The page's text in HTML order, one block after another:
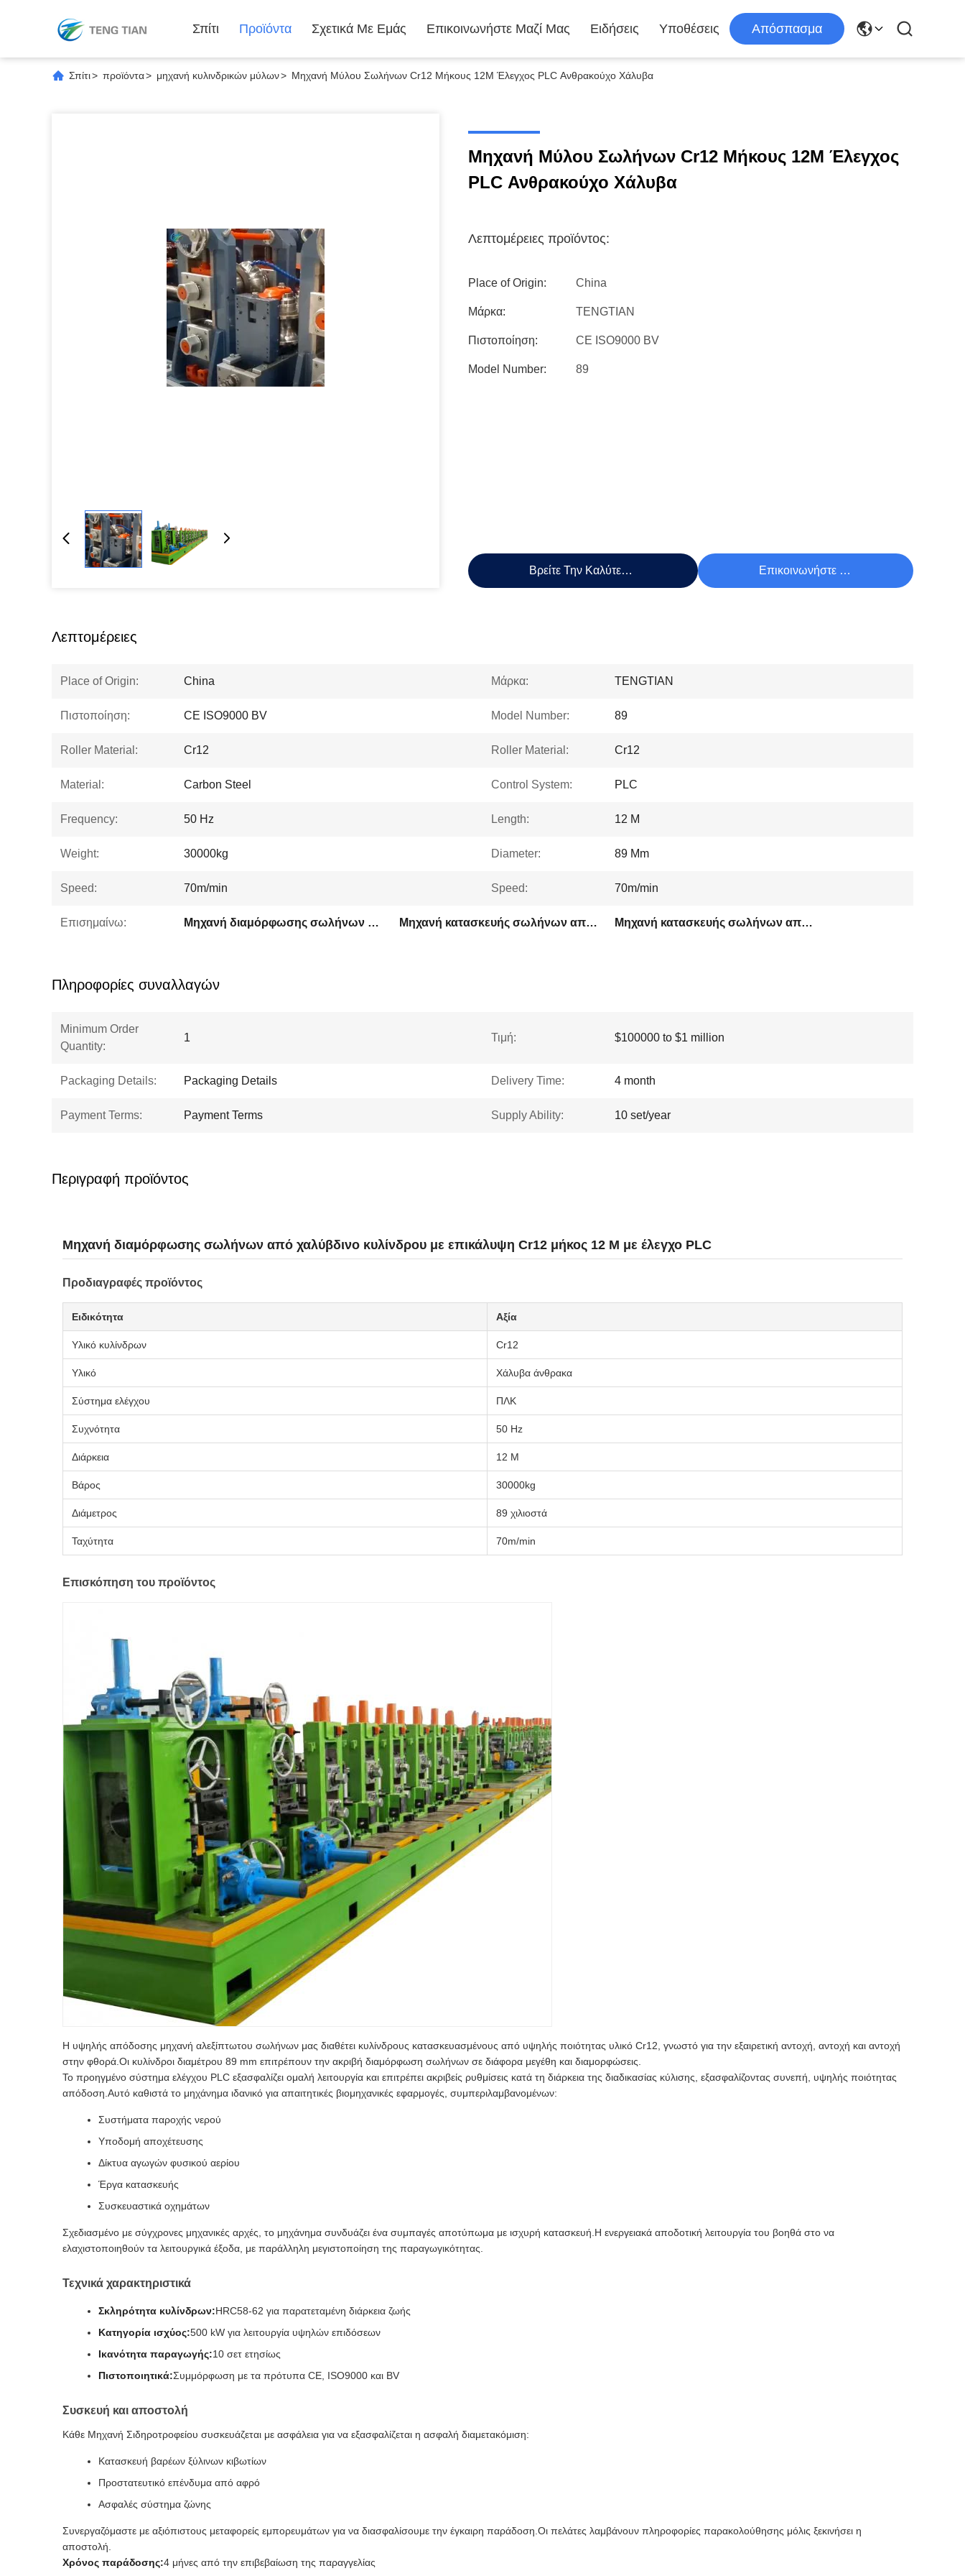
Σπίτι Προϊόντα Σχετικά Με Εμάς Επικοινωνήστε Μαζί Μας Ειδήσεις Υποθέσεις Απόσπασμα
Σπίτι> προϊόντα> μηχανή κυλινδρικών μύλων> Μηχανή Μύλου Σωλήνων Cr12 Μήκους 12M Έλεγχος PLC Ανθρακούχο Χάλυβα
Μηχανή Μύλου Σωλήνων Cr12 Μήκους 12M Έλεγχος
PLC Ανθρακούχο Χάλυβα
Λεπτομέρειες προϊόντος:
Place of Origin: China
Μάρκα: TENGTIAN
Πιστοποίηση: CE ISO9000 BV
Model Number: 89
Βρείτε Την Καλύτερη Τιμή Επικοινωνήστε Τώρα
Λεπτομέρειες
Place of Origin: China Μάρκα: TENGTIAN
Πιστοποίηση: CE ISO9000 BV Model Number: 89
Roller Material: Cr12 Roller Material: Cr12
Material: Carbon Steel Control System: PLC
Frequency: 50 Hz Length: 12 M
Weight: 30000kg Diameter: 89 Mm
Speed: 70m/min Speed: 70m/min
Επισημαίνω: Μηχανή διαμόρφωσης σωλήνων από χαλύβδινο κυλίνδρου Cr12 Μηχανή κατασκευής σωλήνων από χάλυβα 12 m Μηχανή κατασκευής σωλήνων από χάλυβα με έλεγχο PLC
Πληροφορίες συναλλαγών
Minimum Order
Quantity:
1 Τιμή: $100000 to $1 million
Packaging Details: Packaging Details Delivery Time: 4 month
Payment Terms: Payment Terms Supply Ability: 10 set/year
Περιγραφή προϊόντος
Μηχανή διαμόρφωσης σωλήνων από χαλύβδινο κυλίνδρου με επικάλυψη Cr12 μήκος 12 M με έλεγχο PLC
Προδιαγραφές προϊόντος
Ειδικότητα Αξία
Υλικό κυλίνδρων Cr12
Υλικό Χάλυβα άνθρακα
Σύστημα ελέγχου ΠΛΚ
Συχνότητα 50 Hz
Διάρκεια 12 M
Βάρος 30000kg
Διάμετρος 89 χιλιοστά
Ταχύτητα 70m/min
Επισκόπηση του προϊόντος
Η υψηλής απόδοσης μηχανή αλεξίπτωτου σωλήνων μας διαθέτει κυλίνδρους κατασκευασμένους από υψηλής ποιότητας υλικό Cr12, γνωστό για την εξαιρετική αντοχή, αντοχή και αντοχή
στην φθορά.Οι κυλίνδροι διαμέτρου 89 mm επιτρέπουν την ακριβή διαμόρφωση σωλήνων σε διάφορα μεγέθη και διαμορφώσεις.
Το προηγμένο σύστημα ελέγχου PLC εξασφαλίζει ομαλή λειτουργία και επιτρέπει ακριβείς ρυθμίσεις κατά τη διάρκεια της διαδικασίας κύλισης, εξασφαλίζοντας συνεπή, υψηλής ποιότητας
απόδοση.Αυτό καθιστά το μηχάνημα ιδανικό για απαιτητικές βιομηχανικές εφαρμογές, συμπεριλαμβανομένων:
Συστήματα παροχής νερού
Υποδομή αποχέτευσης
Δίκτυα αγωγών φυσικού αερίου
Έργα κατασκευής
Συσκευαστικά οχημάτων
Σχεδιασμένο με σύγχρονες μηχανικές αρχές, το μηχάνημα συνδυάζει ένα συμπαγές αποτύπωμα με ισχυρή κατασκευή.Η ενεργειακά αποδοτική λειτουργία του βοηθά στο να
ελαχιστοποιηθούν τα λειτουργικά έξοδα, με παράλληλη μεγιστοποίηση της παραγωγικότητας.
Τεχνικά χαρακτηριστικά
Σκληρότητα κυλίνδρων:HRC58-62 για παρατεταμένη διάρκεια ζωής
Κατηγορία ισχύος:500 kW για λειτουργία υψηλών επιδόσεων
Ικανότητα παραγωγής:10 σετ ετησίως
Πιστοποιητικά:Συμμόρφωση με τα πρότυπα CE, ISO9000 και BV
Συσκευή και αποστολή
Κάθε Μηχανή Σιδηροτροφείου συσκευάζεται με ασφάλεια για να εξασφαλίζεται η ασφαλή διαμετακόμιση:
Κατασκευή βαρέων ξύλινων κιβωτίων
Προστατευτικό επένδυμα από αφρό
Ασφαλές σύστημα ζώνης
Συνεργαζόμαστε με αξιόπιστους μεταφορείς εμπορευμάτων για να διασφαλίσουμε την έγκαιρη παράδοση.Οι πελάτες λαμβάνουν πληροφορίες παρακολούθησης μόλις ξεκινήσει η
αποστολή.
Χρόνος παράδοσης:4 μήνες από την επιβεβαίωση της παραγγελίας